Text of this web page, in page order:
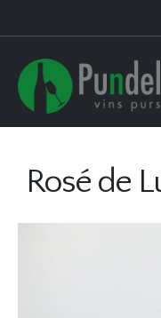
Rosé de